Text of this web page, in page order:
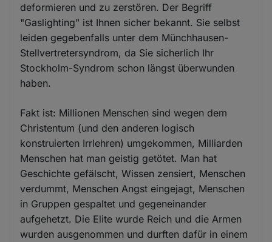
deformieren und zu zerstören. Der Begriff
"Gaslighting" ist Ihnen sicher bekannt. Sie selbst
leiden gegebenfalls unter dem Münchhausen-
Stellvertretersyndrom, da Sie sicherlich Ihr
Stockholm-Syndrom schon längst überwunden
haben.
Fakt ist: Millionen Menschen sind wegen dem
Christentum (und den anderen logisch
konstruierten Irrlehren) umgekommen, Milliarden
Menschen hat man geistig getötet. Man hat
Geschichte gefälscht, Wissen zensiert, Menschen
verdummt, Menschen Angst eingejagt, Menschen
in Gruppen gespaltet und gegeneinander
aufgehetzt. Die Elite wurde Reich und die Armen
wurden ausgenommen und durften dafür in einem